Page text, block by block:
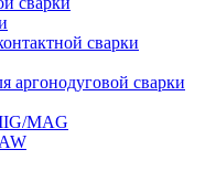
сварки
аргонодуговой сварки
MAG